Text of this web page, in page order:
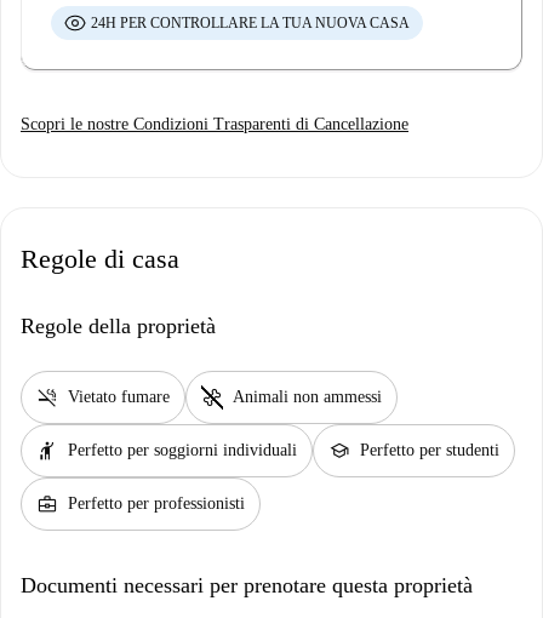
24H PER CONTROLLARE LA TUA NUOVA CASA
Scopri le nostre Condizioni Trasparenti di Cancellazione
Regole di casa
Regole della proprietà
smoke_free Vietato fumare pet_supplies Animali non ammessi
hail Perfetto per soggiorni individuali school Perfetto per studenti
business_center Perfetto per professionisti
Documenti necessari per prenotare questa proprietà